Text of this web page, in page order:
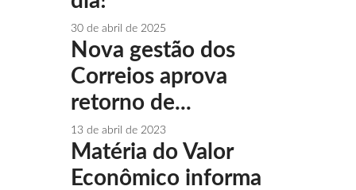
30 de abril de 2025
Nova gestão dos
Correios aprova
retorno de...
13 de abril de 2023
Matéria do Valor
Econômico informa